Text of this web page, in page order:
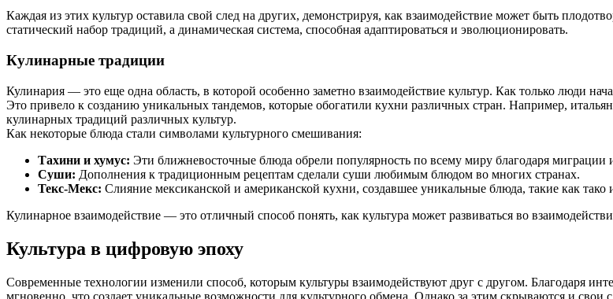
Каждая из этих культур оставила свой след на других, демонстрируя, как взаимодействие может быть
статический набор традиций, а динамическая система, способная адаптироваться и эволюционировать.
Кулинарные традиции
Кулинария — это еще одна область, в которой особенно заметно взаимодействие культур. Как только люди
Это привело к созданию уникальных тандемов, которые обогатили кухни различных стран. Например,
кулинарных традиций различных культур.
Как некоторые блюда стали символами культурного смешивания:
Тахини и хумус: Эти ближневосточные блюда обрели популярность по всему миру благодаря
Суши: Дополнения к традиционным рецептам сделали суши любимым блюдом во многих странах.
Текс-Мекс: Слияние мексиканской и американской кухни, создавшее уникальные блюда, такие как тако
Кулинарное взаимодействие — это отличный способ понять, как культура может развиваться во
Культура в цифровую эпоху
Современные технологии изменили способ, которым культуры взаимодействуют друг с другом. Благодаря
мгновенно, что создает уникальные возможности для культурного обмена. Однако за этим скрываются и свои